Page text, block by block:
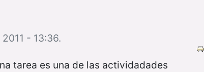
- 13:36.
tarea es una de las actividadades